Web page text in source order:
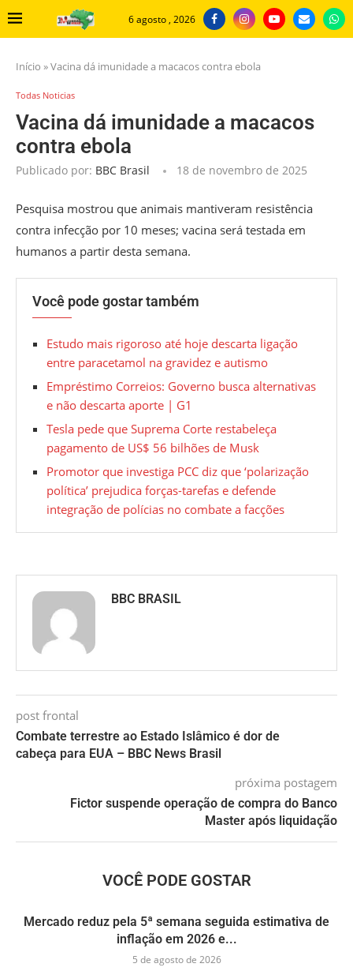
6 agosto , 2026
Início »Vacina dá imunidade a macacos contra ebola
Todas Noticias
Vacina dá imunidade a macacos
contra ebola
Publicado por: BBC Brasil 18 de novembro de 2025
Pesquisa mostrou que animais mantiveram resistência
contra infecção por 10 meses; vacina será testada em
humanos a partir desta semana.
Você pode gostar também
Estudo mais rigoroso até hoje descarta ligação
entre paracetamol na gravidez e autismo
Empréstimo Correios: Governo busca alternativas
e não descarta aporte | G1
Tesla pede que Suprema Corte restabeleça
pagamento de US$ 56 bilhões de Musk
Promotor que investiga PCC diz que ‘polarização
política’ prejudica forças-tarefas e defende
integração de polícias no combate a facções
BBC BRASIL
post frontal
Combate terrestre ao Estado Islâmico é dor de
cabeça para EUA – BBC News Brasil
próxima postagem
Fictor suspende operação de compra do Banco
Master após liquidação
VOCÊ PODE GOSTAR
Mercado reduz pela 5ª semana seguida estimativa de
inflação em 2026 e...
5 de agosto de 2026